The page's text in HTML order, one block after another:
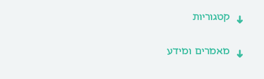
קטגוריות
מאמרים ומידע